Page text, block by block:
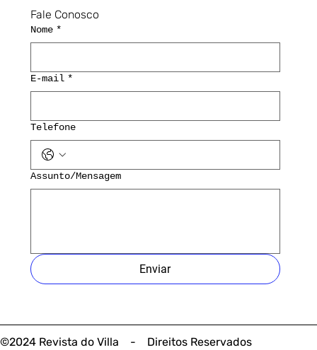
©2024 Revista do Villa - Direitos Reservados
Fale Conosco
Nome *
E-mail *
Telefone
Assunto/Mensagem
Enviar